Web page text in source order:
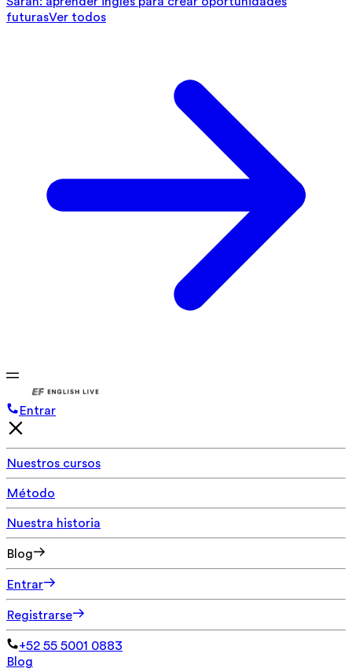
futurasVer todos
Entrar
Nuestros cursos
Método
Nuestra historia
Blog
Entrar
Registrarse
+52 55 5001 0883
Blog